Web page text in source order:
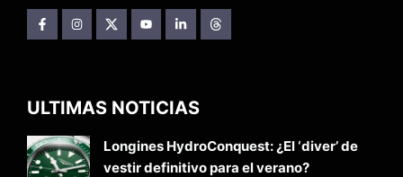
ULTIMAS NOTICIAS
Longines HydroConquest: ¿El ‘diver’ de
vestir definitivo para el verano?